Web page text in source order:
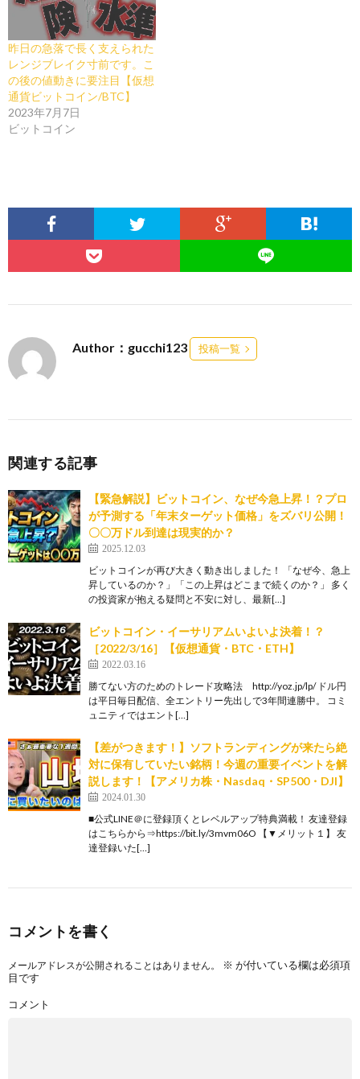
昨日の急落で長く支えられた
レンジブレイク寸前です。こ
の後の値動きに要注目【仮想
通貨ビットコイン/BTC】
2023年7月7日
ビットコイン
Author：gucchi123 投稿一覧
関連する記事
【緊急解説】ビットコイン、なぜ今急上昇！？プロ
が予測する「年末ターゲット価格」をズバリ公開！
〇〇万ドル到達は現実的か？
2025.12.03
ビットコインが再び大きく動き出しました！ 「なぜ今、急上
昇しているのか？」「この上昇はどこまで続くのか？」 多く
の投資家が抱える疑問と不安に対し、最新[…]
ビットコイン・イーサリアムいよいよ決着！？
［2022/3/16］【仮想通貨・BTC・ETH】
2022.03.16
勝てない方のためのトレード攻略法 http://yoz.jp/lp/ ドル円
は平日毎日配信、全エントリー先出しで3年間連勝中。 コミ
ュニティではエント[…]
【差がつきます！】ソフトランディングが来たら絶
対に保有していたい銘柄！今週の重要イベントを解
説します！【アメリカ株・Nasdaq・SP500・DJI】
2024.01.30
■公式LINE＠に登録頂くとレベルアップ特典満載！ 友達登録
はこちらから⇒https://bit.ly/3mvm06O 【▼メリット１】 友
達登録いた[…]
コメントを書く
メールアドレスが公開されることはありません。 ※ が付いている欄は必須項
目です
コメント